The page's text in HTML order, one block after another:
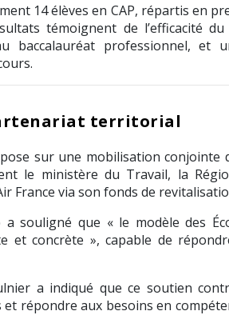
14 élèves en CAP, répartis en
témoignent de l’efficacité
baccalauréat professionnel, et
territorial
sur une mobilisation conjointe
le ministère du Travail, la
France via son fonds de
a souligné que « le modèle des
et concrète », capable de
a indiqué que ce soutien
répondre aux besoins en